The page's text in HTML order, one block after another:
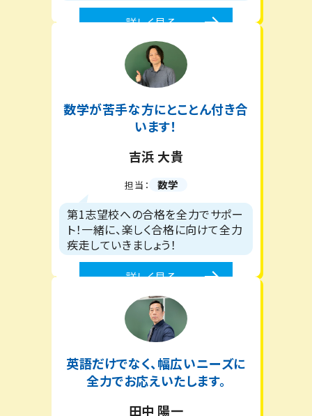
詳しく見る
数学が苦手な方にとことん付き合
います！
吉浜 大貴
担当： 数学
第1志望校への合格を全力でサポー
ト！一緒に、楽しく合格に向けて全力
疾走していきましょう！
詳しく見る
英語だけでなく、幅広いニーズに
全力でお応えいたします。
田中 陽一